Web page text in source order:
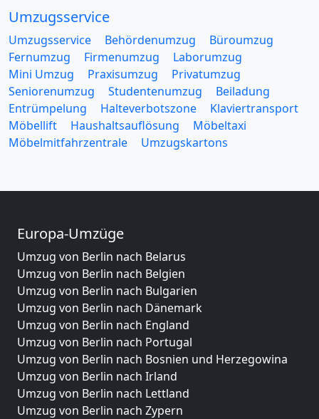
Umzugsservice
Umzugsservice Behördenumzug
Büroumzug
Fernumzug
Firmenumzug
Laborumzug
Mini Umzug
Praxisumzug
Privatumzug
Seniorenumzug
Studentenumzug
Beiladung
Entrümpelung
Halteverbotszone
Klaviertransport
Möbellift
Haushaltsauflösung
Möbeltaxi
Möbelmitfahrzentrale
Umzugskartons
Europa-Umzüge
Umzug von Berlin nach Belarus
Umzug von Berlin nach Belgien
Umzug von Berlin nach Bulgarien
Umzug von Berlin nach Dänemark
Umzug von Berlin nach England
Umzug von Berlin nach Portugal
Umzug von Berlin nach Bosnien und Herzegowina
Umzug von Berlin nach Irland
Umzug von Berlin nach Lettland
Umzug von Berlin nach Zypern